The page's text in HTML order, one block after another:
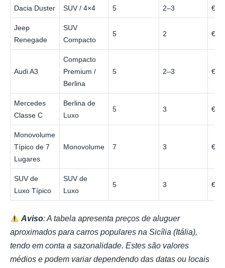
Dacia Duster SUV / 4×4 5 2–3 €50
Jeep
Renegade
SUV
Compacto
5 2 €55
Audi A3
Compacto
Premium /
Berlina
5 2–3 €45
Mercedes
Classe C
Berlina de
Luxo
5 3 €65
Monovolume
Típico de 7
Lugares
Monovolume 7 3 €55
SUV de
Luxo Típico
SUV de
Luxo
5 3 €70
Aviso: A tabela apresenta preços de aluguer
aproximados para carros populares na Sicília (Itália),
tendo em conta a sazonalidade. Estes são valores
médios e podem variar dependendo das datas ou locais